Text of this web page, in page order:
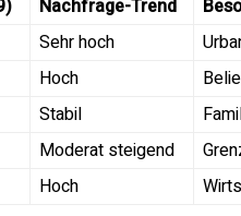
Nachfrage-Trend
Sehr hoch
Hoch
Stabil
Moderat steigend
Hoch